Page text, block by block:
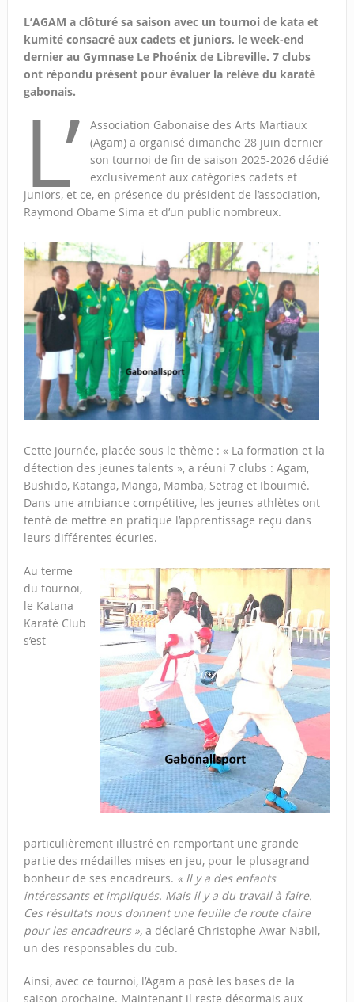
L’AGAM a clôturé sa saison avec un tournoi de kata et
kumité consacré aux cadets et juniors, le week-end
dernier au Gymnase Le Phoénix de Libreville. 7 clubs
ont répondu présent pour évaluer la relève du karaté
gabonais.
L’
Association Gabonaise des Arts Martiaux
(Agam) a organisé dimanche 28 juin dernier
son tournoi de fin de saison 2025-2026 dédié
exclusivement aux catégories cadets et
juniors, et ce, en présence du président de l’association,
Raymond Obame Sima et d’un public nombreux.
Cette journée, placée sous le thème : « La formation et la
détection des jeunes talents », a réuni 7 clubs : Agam,
Bushido, Katanga, Manga, Mamba, Setrag et Ibouimié.
Dans une ambiance compétitive, les jeunes athlètes ont
tenté de mettre en pratique l’apprentissage reçu dans
leurs différentes écuries.
Au terme
du tournoi,
le Katana
Karaté Club
s’est
particulièrement illustré en remportant une grande
partie des médailles mises en jeu, pour le plusagrand
bonheur de ses encadreurs. « Il y a des enfants
intéressants et impliqués. Mais il y a du travail à faire.
Ces résultats nous donnent une feuille de route claire
pour les encadreurs »,a déclaré Christophe Awar Nabil,
un des responsables du cub.
Ainsi, avec ce tournoi, l’Agam a posé les bases de la
saison prochaine. Maintenant il reste désormais aux